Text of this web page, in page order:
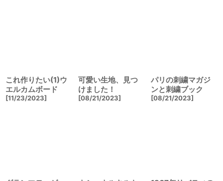
これ作りたい(1)ウ
エルカムボード
[11/23/2023]
可愛い生地、見つ
けました！
[08/21/2023]
パリの刺繍マガジ
ンと刺繍ブック
[08/21/2023]